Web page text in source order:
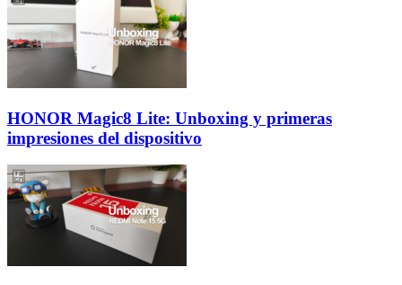
HONOR Magic8 Lite: Unboxing y primeras
impresiones del dispositivo